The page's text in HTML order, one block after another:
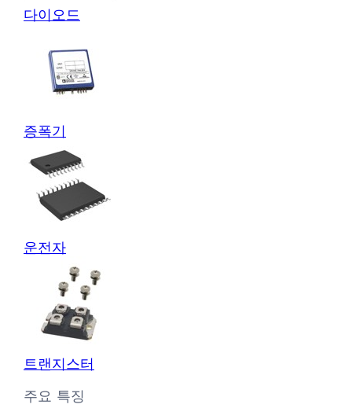
다이오드
증폭기
운전자
트랜지스터
주요 특징